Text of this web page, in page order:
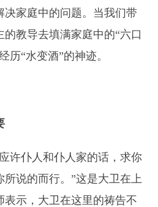
决家庭中的问题。当我们带
教导去填满家庭中的“六口
历“水变酒”的神迹。
许仆人和仆人家的话，求你
说的而行。”这是大卫在上
表示，大卫在这里的祷告不